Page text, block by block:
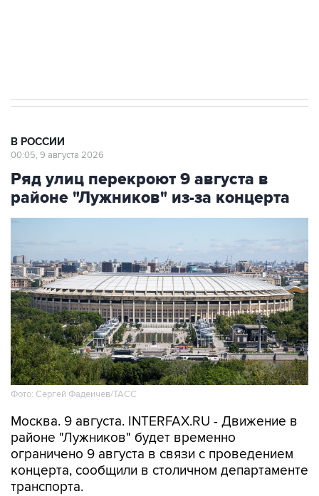
В РОССИИ
00:05, 9 августа 2026
Ряд улиц перекроют 9 августа в
районе "Лужников" из-за концерта
Фото: Сергей Фадеичев/ТАСС
Москва. 9 августа. INTERFAX.RU - Движение в
районе "Лужников" будет временно
ограничено 9 августа в связи с проведением
концерта, сообщили в столичном департаменте
транспорта.